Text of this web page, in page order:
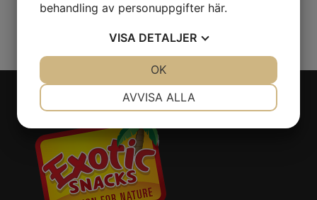
behandling av personuppgifter här.
VISA DETALJER
MARKNADSFÖRING
AVVISA ALLA
OK